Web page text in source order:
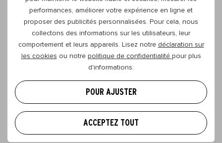
performances, améliorer votre expérience en ligne et
proposer des publicités personnalisées. Pour cela, nous
collectons des informations sur les utilisateurs, leur
comportement et leurs appareils. Lisez notre déclaration sur
les cookies ou notre politique de confidentialité pour plus
d'informations.
POUR AJUSTER
ACCEPTEZ TOUT
RETOURNER
Au secours, mon chien perd beaucoup
Les poils de chien… il faut absolument qu’on en
parle ! Car une peau saine et une fourrure
rayonnante montrent immédiatement que votre
chien est en bonne santé. Mais alors, pourquoi donc